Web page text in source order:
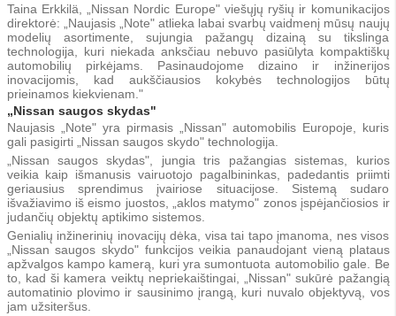
Taina Erkkilä, „Nissan Nordic Europe" viešųjų ryšių ir komunikacijos
direktorė: „Naujasis „Note" atlieka labai svarbų vaidmenį mūsų naujų
modelių asortimente, sujungia pažangų dizainą su tikslinga
technologija, kuri niekada anksčiau nebuvo pasiūlyta kompaktiškų
automobilių pirkėjams. Pasinaudojome dizaino ir inžinerijos
inovacijomis, kad aukščiausios kokybės technologijos būtų
prieinamos kiekvienam."
„Nissan saugos skydas"
Naujasis „Note" yra pirmasis „Nissan" automobilis Europoje, kuris
gali pasigirti „Nissan saugos skydo" technologija.
„Nissan saugos skydas", jungia tris pažangias sistemas, kurios
veikia kaip išmanusis vairuotojo pagalbininkas, padedantis priimti
geriausius sprendimus įvairiose situacijose. Sistemą sudaro
išvažiavimo iš eismo juostos, „aklos matymo" zonos įspėjančiosios ir
judančių objektų aptikimo sistemos.
Genialių inžinerinių inovacijų dėka, visa tai tapo įmanoma, nes visos
„Nissan saugos skydo" funkcijos veikia panaudojant vieną plataus
apžvalgos kampo kamerą, kuri yra sumontuota automobilio gale. Be
to, kad ši kamera veiktų nepriekaištingai, „Nissan" sukūrė pažangią
automatinio plovimo ir sausinimo įrangą, kuri nuvalo objektyvą, vos
jam užsiteršus.